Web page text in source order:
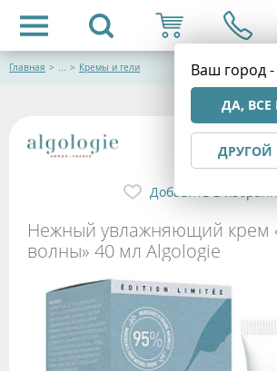
Ваш город
ДА, ВСЕ
ДРУГОЙ
Главная > ... > Кремы и гели
Нежный увлажняющий крем
волны» 40 мл Algologie
Добавить в